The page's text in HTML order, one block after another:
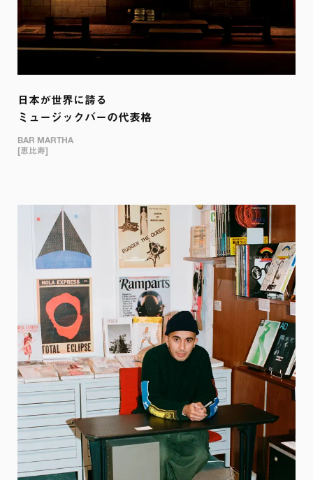
日本が世界に誇る
ミュージックバーの代表格
BAR MARTHA
[恵比寿]